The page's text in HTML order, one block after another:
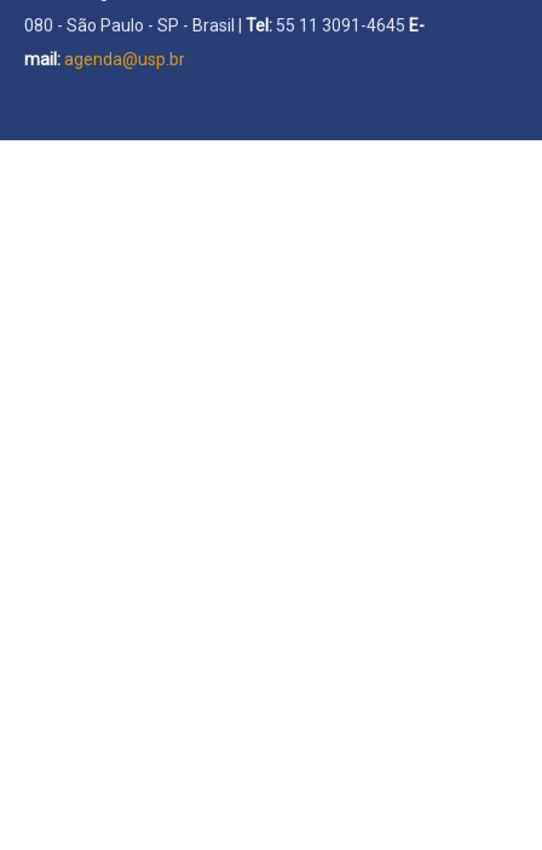
080 - São Paulo - SP - Brasil | Tel: 55 11 3091-4645 E-
mail:agenda@usp.br